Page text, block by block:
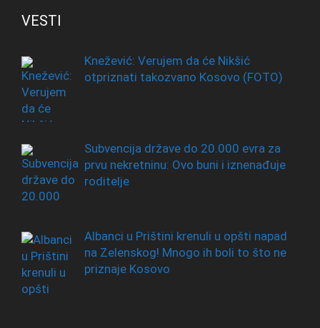
VESTI
Knežević: Verujem da će Nikšić
otpriznati takozvano Kosovo (FOTO)
Subvencija države do 20.000 evra za
prvu nekretninu: Ovo buni i iznenađuje
roditelje
Albanci u Prištini krenuli u opšti napad
na Zelenskog! Mnogo ih boli to što ne
priznaje Kosovo